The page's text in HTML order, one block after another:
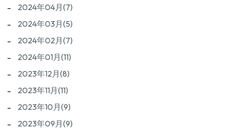
2024年04月(7)
2024年03月(5)
2024年02月(7)
2024年01月(11)
2023年12月(8)
2023年11月(11)
2023年10月(9)
2023年09月(9)